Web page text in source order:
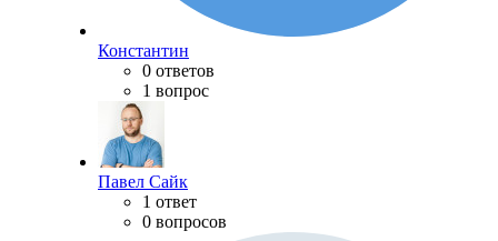
Константин
0 ответов
1 вопрос
Павел Сайк
1 ответ
0 вопросов